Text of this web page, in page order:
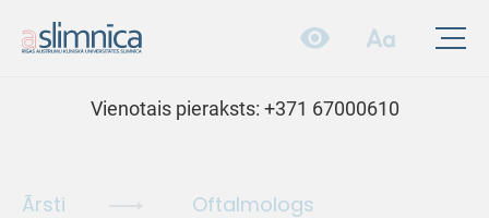
Vienotais pieraksts: +371 67000610
Ārsti Oftalmologs